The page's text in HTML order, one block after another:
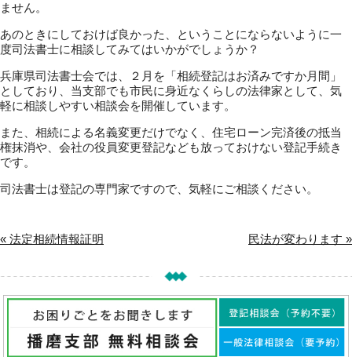
ません。
あのときにしておけば良かった、ということにならないように一
度司法書士に相談してみてはいかがでしょうか？
兵庫県司法書士会では、２月を「相続登記はお済みですか月間」
としており、当支部でも市民に身近なくらしの法律家として、気
軽に相談しやすい相談会を開催しています。
また、相続による名義変更だけでなく、住宅ローン完済後の抵当
権抹消や、会社の役員変更登記なども放っておけない登記手続き
です。
司法書士は登記の専門家ですので、気軽にご相談ください。
« 法定相続情報証明 民法が変わります »